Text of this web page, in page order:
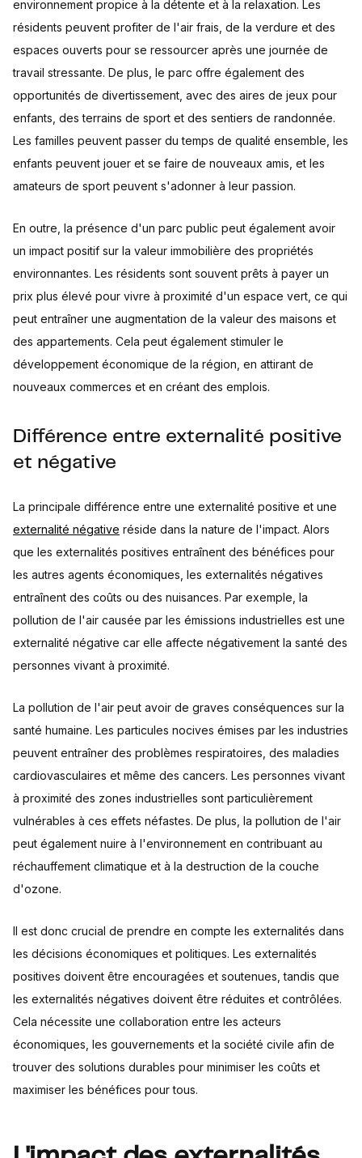
environnement propice à la détente et à la relaxation. Les
résidents peuvent profiter de l'air frais, de la verdure et des
espaces ouverts pour se ressourcer après une journée de
travail stressante. De plus, le parc offre également des
opportunités de divertissement, avec des aires de jeux pour
enfants, des terrains de sport et des sentiers de randonnée.
Les familles peuvent passer du temps de qualité ensemble, les
enfants peuvent jouer et se faire de nouveaux amis, et les
amateurs de sport peuvent s'adonner à leur passion.
En outre, la présence d'un parc public peut également avoir
un impact positif sur la valeur immobilière des propriétés
environnantes. Les résidents sont souvent prêts à payer un
prix plus élevé pour vivre à proximité d'un espace vert, ce qui
peut entraîner une augmentation de la valeur des maisons et
des appartements. Cela peut également stimuler le
développement économique de la région, en attirant de
nouveaux commerces et en créant des emplois.
Différence entre externalité positive
et négative
La principale différence entre une externalité positive et une
externalité négative réside dans la nature de l'impact. Alors
que les externalités positives entraînent des bénéfices pour
les autres agents économiques, les externalités négatives
entraînent des coûts ou des nuisances. Par exemple, la
pollution de l'air causée par les émissions industrielles est une
externalité négative car elle affecte négativement la santé des
personnes vivant à proximité.
La pollution de l'air peut avoir de graves conséquences sur la
santé humaine. Les particules nocives émises par les industries
peuvent entraîner des problèmes respiratoires, des maladies
cardiovasculaires et même des cancers. Les personnes vivant
à proximité des zones industrielles sont particulièrement
vulnérables à ces effets néfastes. De plus, la pollution de l'air
peut également nuire à l'environnement en contribuant au
réchauffement climatique et à la destruction de la couche
d'ozone.
Il est donc crucial de prendre en compte les externalités dans
les décisions économiques et politiques. Les externalités
positives doivent être encouragées et soutenues, tandis que
les externalités négatives doivent être réduites et contrôlées.
Cela nécessite une collaboration entre les acteurs
économiques, les gouvernements et la société civile afin de
trouver des solutions durables pour minimiser les coûts et
maximiser les bénéfices pour tous.